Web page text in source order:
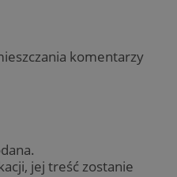
komentarzy
jej treść zostanie